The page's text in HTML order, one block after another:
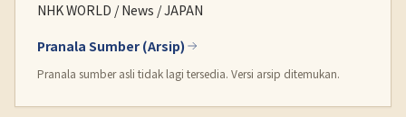
NHK WORLD / News / JAPAN
Pranala Sumber (Arsip)
Pranala sumber asli tidak lagi tersedia. Versi arsip ditemukan.